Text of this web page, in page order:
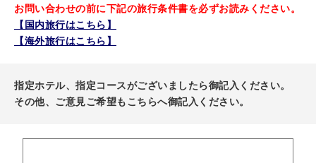
お問い合わせの前に下記の旅行条件書を必ずお読みください。
【国内旅行はこちら】
【海外旅行はこちら】
指定ホテル、指定コースがございましたら御記入ください。
その他、ご意見ご希望もこちらへ御記入ください。